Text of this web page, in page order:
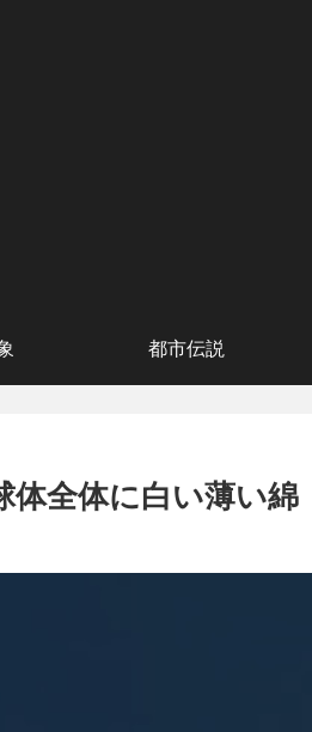
都市伝説
体全体に白い薄い綿